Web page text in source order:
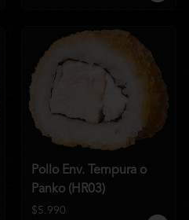
Pollo Env. Tempura o
Panko (HR03)
$5.990